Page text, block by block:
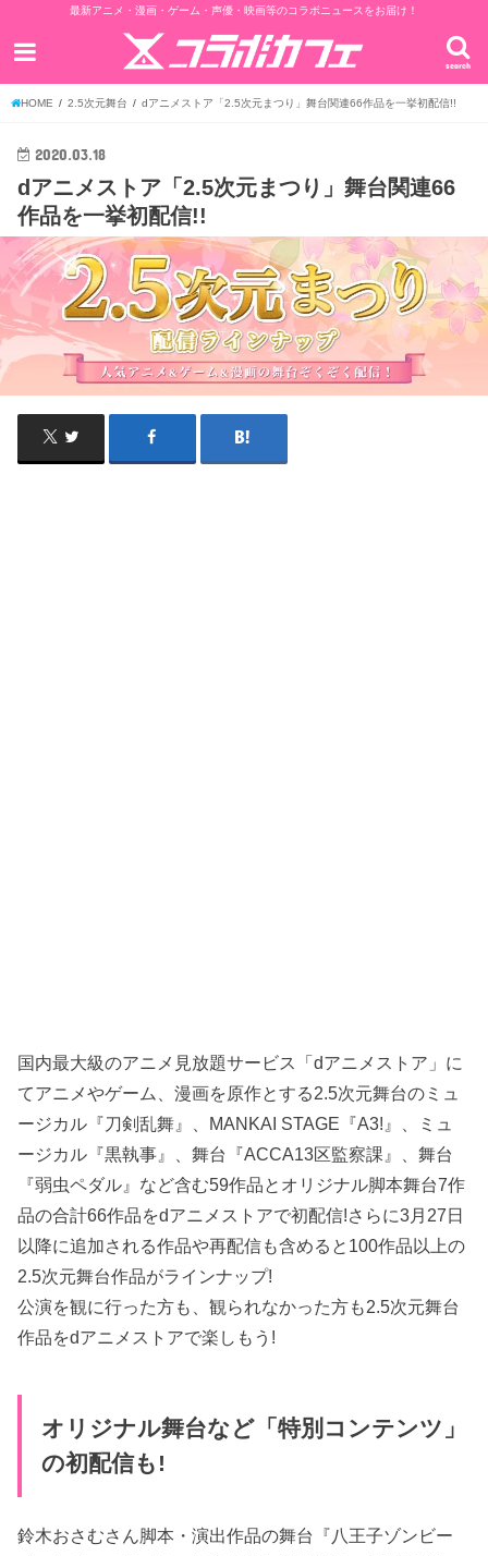
最新アニメ・漫画・ゲーム・声優・映画等のコラボニュースをお届け！
search
HOME 2.5次元舞台 dアニメストア「2.5次元まつり」舞台関連66作品を一挙初配信!!
2020.03.18
dアニメストア「2.5次元まつり」舞台関連66
作品を一挙初配信!!
国内最大級のアニメ見放題サービス「dアニメストア」に
てアニメやゲーム、漫画を原作とする2.5次元舞台のミュ
ージカル『刀剣乱舞』、MANKAI STAGE『A3!』、ミュ
ージカル『黒執事』、舞台『ACCA13区監察課』、舞台
『弱虫ペダル』など含む59作品とオリジナル脚本舞台7作
品の合計66作品をdアニメストアで初配信!さらに3月27日
以降に追加される作品や再配信も含めると100作品以上の
2.5次元舞台作品がラインナップ!
公演を観に行った方も、観られなかった方も2.5次元舞台
作品をdアニメストアで楽しもう!
オリジナル舞台など「特別コンテンツ」
の初配信も!
鈴木おさむさん脚本・演出作品の舞台『八王子ゾンビー